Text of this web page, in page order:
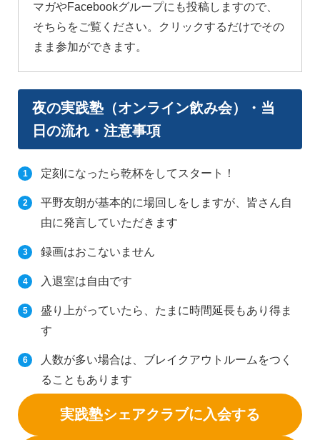
マガやFacebookグループにも投稿しますので、
そちらをご覧ください。クリックするだけでその
まま参加ができます。
夜の実践塾（オンライン飲み会）・当
日の流れ・注意事項
定刻になったら乾杯をしてスタート！
平野友朗が基本的に場回しをしますが、皆さん自
由に発言していただきます
録画はおこないません
入退室は自由です
盛り上がっていたら、たまに時間延長もあり得ま
す
人数が多い場合は、ブレイクアウトルームをつく
ることもあります
実践塾シェアクラブに入会する